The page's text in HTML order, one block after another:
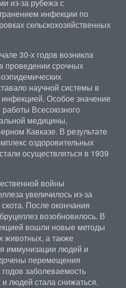
из-за рубежа с
инфекции по
сельскохозяйственных
30-х годов возникла
проведении срочных
научной системы в
Особое значение
Всесоюзного
медицины,
Кавказе. В результате
оздоровительных
осуществляться в 1939
войны
увеличилось из-за
После окончания
возобновилось. В
вошли новые методы
животных, а также
иммунизации людей и
перемещения
заболеваемость
людей стала снижаться.